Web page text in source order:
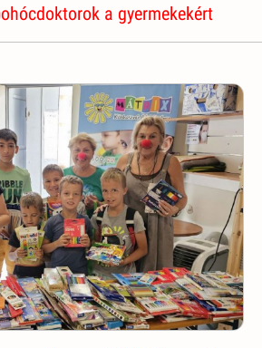
a gyermekekért